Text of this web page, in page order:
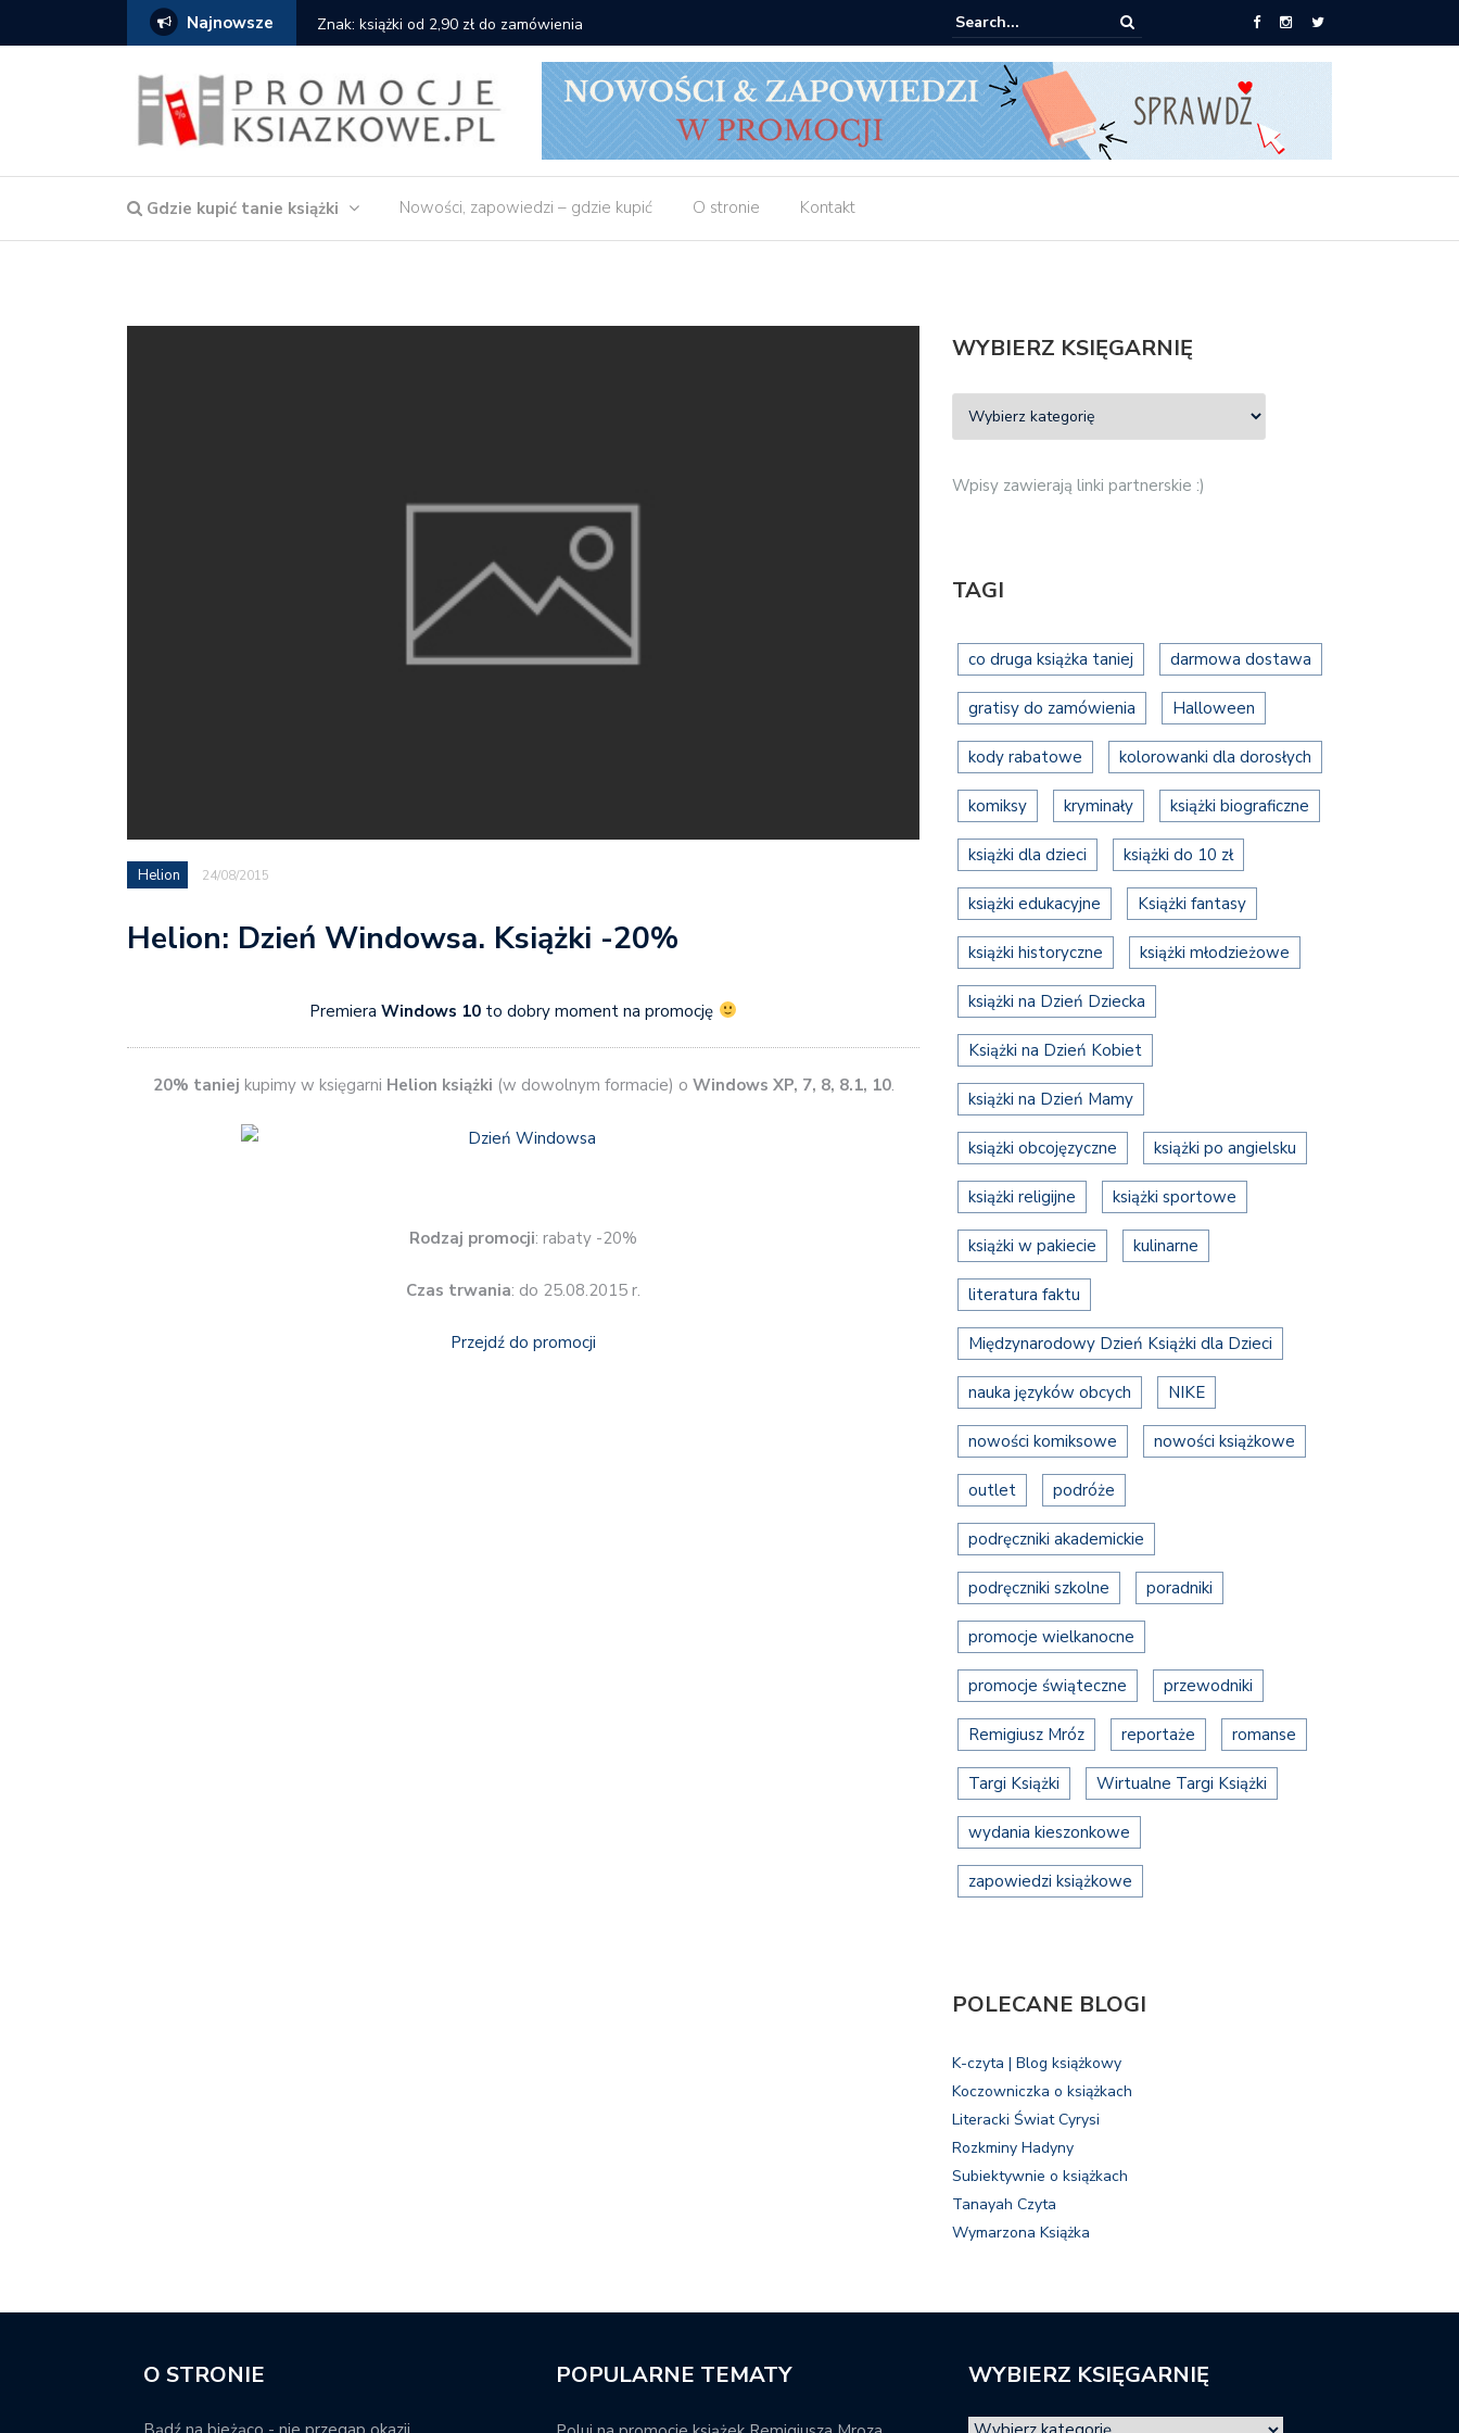
Najnowsze
2,90 zł do zamówienia Matras: 10 książek za 69 zł Empik: 2 książki za 30 zł
Gdzie kupić tanie książki Nowości, zapowiedzi – gdzie kupić O stronie Kontakt
Helion 24/08/2015
Helion: Dzień Windowsa. Książki -20%
PremieraWindows 10 to dobry moment na promocję
20% taniej kupimy w księgarni Helion książki (w dowolnym formacie) o Windows XP, 7, 8, 8.1, 10.
Rodzaj promocji: rabaty -20%
Czas trwania: do 25.08.2015 r.
Przejdź do promocji
WYBIERZ KSIĘGARNIĘ
Wpisy zawierają linki partnerskie :)
TAGI
co druga książka taniej darmowa dostawa
gratisy do zamówienia Halloween
kody rabatowe kolorowanki dla dorosłych
komiksy kryminały książki biograficzne
książki dla dzieci książki do 10 zł
książki edukacyjne Książki fantasy
książki historyczne książki młodzieżowe
książki na Dzień Dziecka
Książki na Dzień Kobiet
książki na Dzień Mamy
książki obcojęzyczne książki po angielsku
książki religijne książki sportowe
książki w pakiecie kulinarne
literatura faktu
Międzynarodowy Dzień Książki dla Dzieci
nauka języków obcych NIKE
nowości komiksowe nowości książkowe
outlet podróże
podręczniki akademickie
podręczniki szkolne poradniki
promocje wielkanocne
promocje świąteczne przewodniki
Remigiusz Mróz reportaże romanse
Targi Książki Wirtualne Targi Książki
wydania kieszonkowe
zapowiedzi książkowe
POLECANE BLOGI
K-czyta | Blog książkowy
Koczowniczka o książkach
Literacki Świat Cyrysi
Rozkminy Hadyny
Subiektywnie o książkach
Tanayah Czyta
Wymarzona Książka
O STRONIE POPULARNE TEMATY WYBIERZ KSIĘGARNIĘ